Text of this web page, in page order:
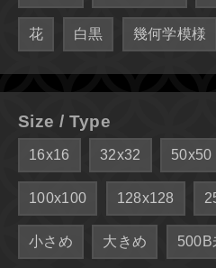
花 白黒 幾何学模様
Size / Type
16x16 32x32 50x50
100x100 128x128
小さめ 大きめ 500B